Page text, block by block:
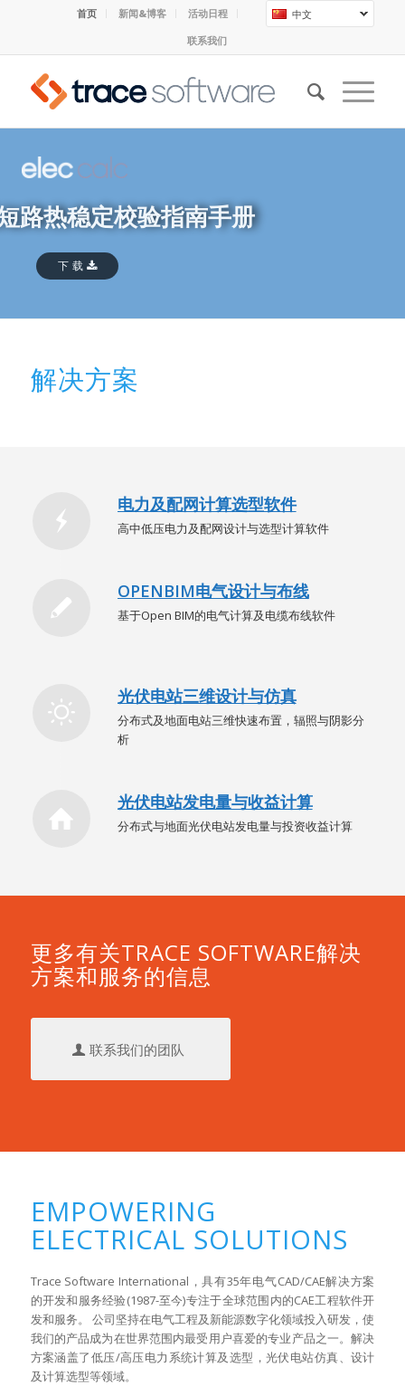
中文
首页 新闻&博客
活动日程
联系我们
路热稳定校验指南手册
下 载
解决方案
电力及配网计算选型软件
高中低压电力及配网设计与选型计算软件
OPENBIM电气设计与布线
基于Open BIM的电气计算及电缆布线软件
光伏电站三维设计与仿真
分布式及地面电站三维快速布置，辐照与阴影分
析
光伏电站发电量与收益计算
分布式与地面光伏电站发电量与投资收益计算
更多有关TRACE SOFTWARE解决
方案和服务的信息
联系我们的团队
EMPOWERING
ELECTRICAL SOLUTIONS
Trace Software International，具有35年电气CAD/CAE解决方案
的开发和服务经验(1987-至今)专注于全球范围内的CAE工程软件开
发和服务。 公司坚持在电气工程及新能源数字化领域投入研发，使
我们的产品成为在世界范围内最受用户喜爱的专业产品之一。解决
方案涵盖了低压/高压电力系统计算及选型，光伏电站仿真、设计
及计算选型等领域。